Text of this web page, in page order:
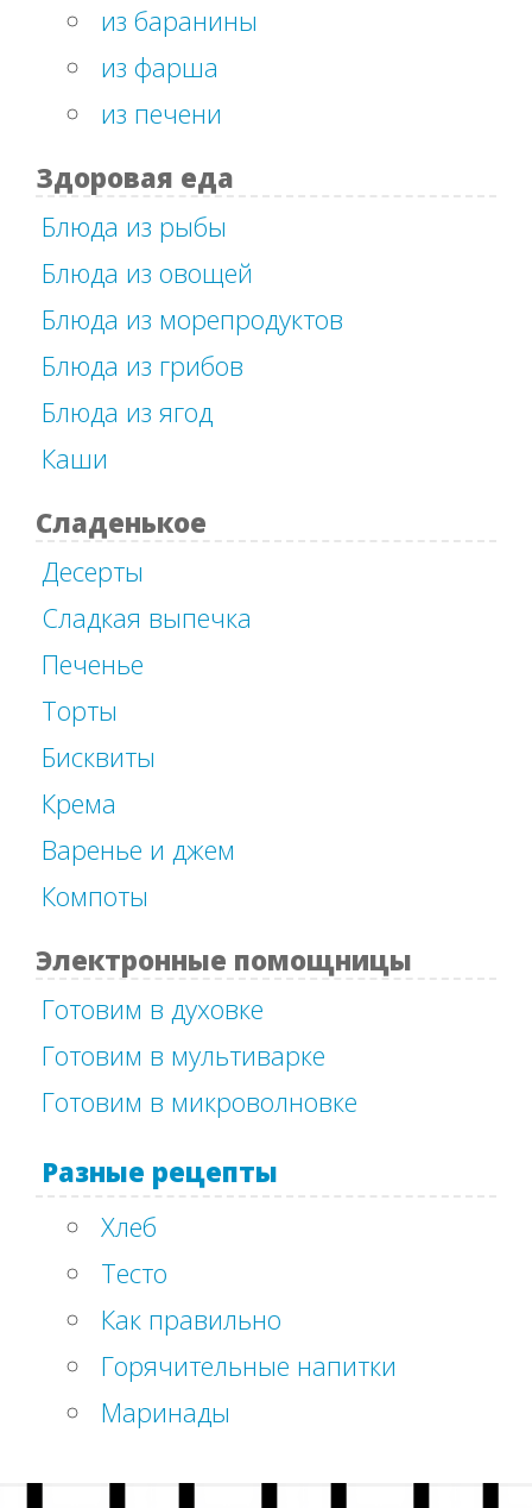
из баранины
из фарша
из печени
Здоровая еда
Блюда из рыбы
Блюда из овощей
Блюда из морепродуктов
Блюда из грибов
Блюда из ягод
Каши
Сладенькое
Десерты
Сладкая выпечка
Печенье
Торты
Бисквиты
Крема
Варенье и джем
Компоты
Электронные помощницы
Готовим в духовке
Готовим в мультиварке
Готовим в микроволновке
Разные рецепты
Хлеб
Тесто
Как правильно
Горячительные напитки
Маринады